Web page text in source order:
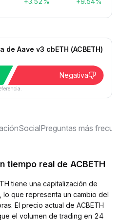
Aave v3 cbETH (ACBETH)
Negativa
SocialPreguntas más
tiempo real de ACBETH
tiene una capitalización de
que representa un cambio del
El precio actual de ACBETH
el volumen de trading en 24